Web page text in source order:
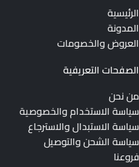
الرئيسية
المدونة
العروض والخصومات
الصفحات التعريفية
من نحن
سياسة الاستخدام والخصوصية
سياسة الاستبدال والاسترجاع
سياسة الشحن والتوصيل
فروعنا